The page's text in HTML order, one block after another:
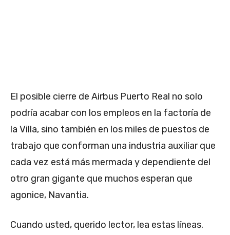
El posible cierre de Airbus Puerto Real no solo
podría acabar con los empleos en la factoría de
la Villa, sino también en los miles de puestos de
trabajo que conforman una industria auxiliar que
cada vez está más mermada y dependiente del
otro gran gigante que muchos esperan que
agonice, Navantia.
Cuando usted, querido lector, lea estas líneas.